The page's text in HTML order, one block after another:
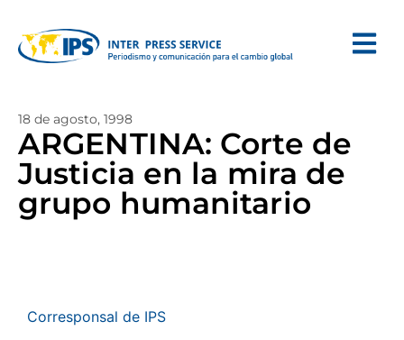
18 de agosto, 1998
ARGENTINA: Corte de
Justicia en la mira de
grupo humanitario
Corresponsal de IPS